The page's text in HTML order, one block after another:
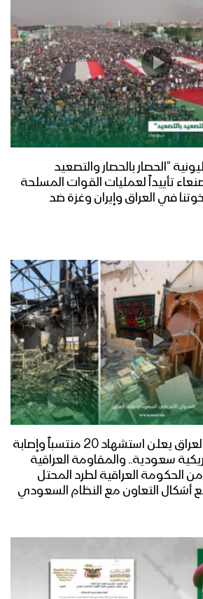
“الحصار بالحصار والتصعيد
تأييداً لعمليات القوات المسلحة
في العراق وإيران وغزة ضد
الحشد الشعبي في العراق يعلن استشهاد 20 منتسباً وإصابة
سعودية.. والمقاومة العراقية
الحكومة العراقية لطرد المحتل
أشكال التعاون مع النظام السعودي